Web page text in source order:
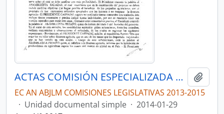
ACTAS COMISIÓN ESPECIALIZADA DE SOBERANÍA ALIMENTARIA, DESARROLLO DEL SECTOR AGROPECUARIO Y PESQUERO.
EC AN ABJLM COMISIONES LEGISLATIVAS 2013-2015
· Unidad documental simple · 2014-01-29